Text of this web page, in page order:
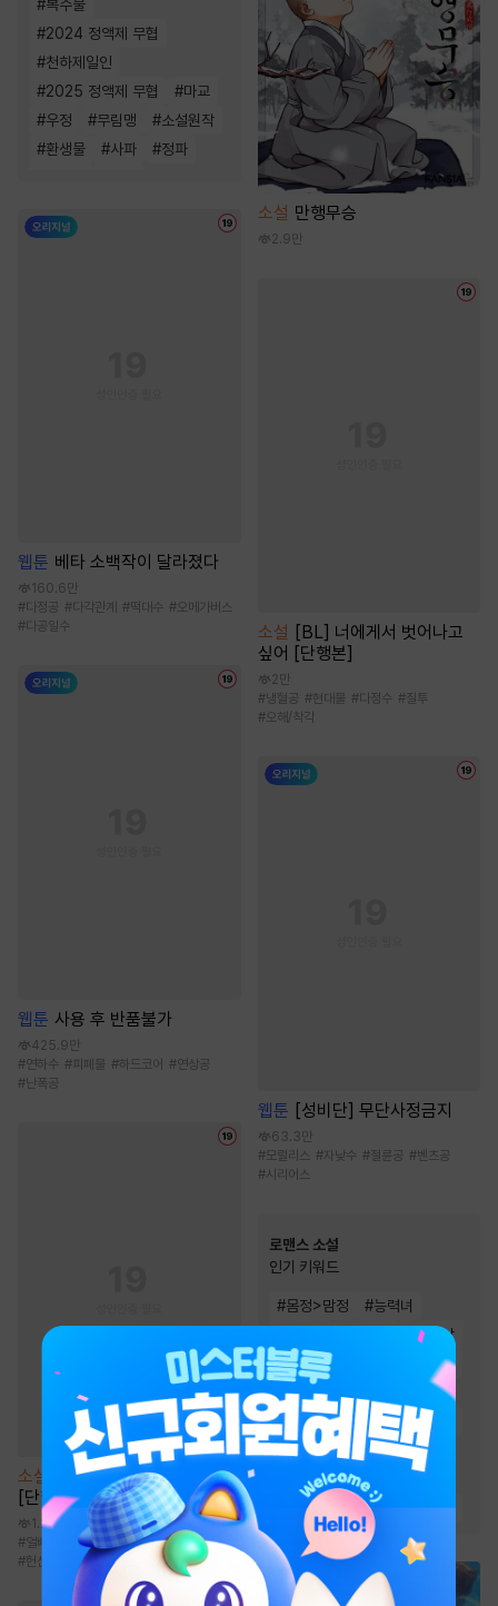
#복수물
#2024 정액제 무협
#천하제일인
#2025 정액제 무협 #마교
#우정 #무림맹 #소설원작
#환생물 #사파 #정파
웹툰 베타 소백작이 달라졌다
160.6만
#다정공 #다각관계 #떡대수 #오메가버스
#다공일수
웹툰 사용 후 반품불가
425.9만
#연하수 #피폐물 #하드코어 #연상공
#난폭공
소설
[BL] 블랙아웃(Blackout)
[단행본]
1.2만
#얼빠수 외유내강수 #조직/암흑가
#헌신공 현대물
소설 만행무승
2.9만
소설 [BL] 너에게서 벗어나고
싶어 [단행본]
2만
#냉혈공 #현대물 #다정수 #질투
#오해/착각
웹툰 [성비단] 무단사정금지
63.3만
#모럴리스 #자낮수 #절륜공 #벤츠공
#시리어스
로맨스 소설
인기 키워드
#몸정>맘정 #능력녀
집착남
#계략남
재벌남
#상처남
# 첫사랑 순정남
고수위
운명적사랑 #직진남
소유욕/집착
순진녀 상처녀 #절륜남